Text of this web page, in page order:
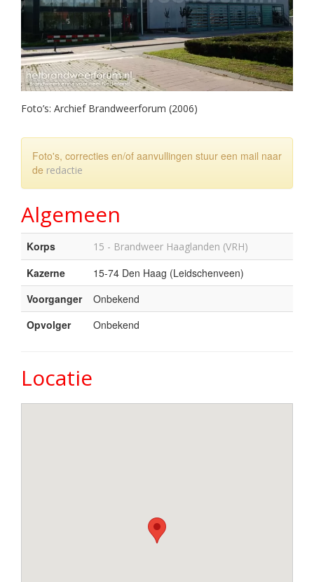
Foto’s: Archief Brandweerforum (2006)
Foto's, correcties en/of aanvullingen stuur een mail naar
de redactie
Algemeen
Korps 15 - Brandweer Haaglanden (VRH)
Kazerne
15-74 Den Haag (Leidschenveen)
Voorganger
Onbekend
Opvolger
Onbekend
Locatie